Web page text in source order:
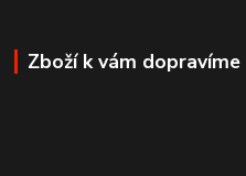
Zboží k vám dopravíme